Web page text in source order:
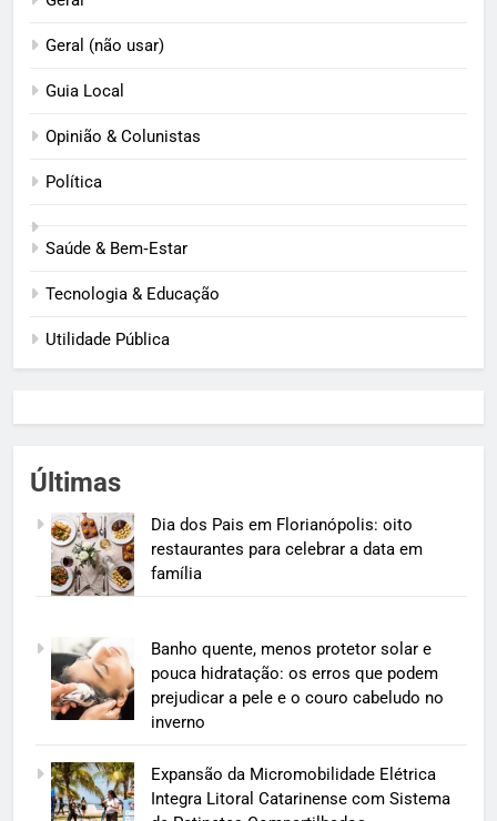
Geral (não usar)
Guia Local
Opinião & Colunistas
Política
Saúde & Bem‑Estar
Tecnologia & Educação
Utilidade Pública
Últimas
Dia dos Pais em Florianópolis: oito
restaurantes para celebrar a data em
família
Banho quente, menos protetor solar e
pouca hidratação: os erros que podem
prejudicar a pele e o couro cabeludo no
inverno
Expansão da Micromobilidade Elétrica
Integra Litoral Catarinense com Sistema